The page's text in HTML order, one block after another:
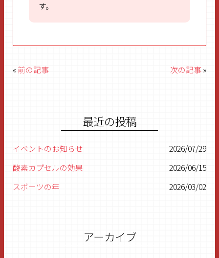
す。
«前の記事 次の記事»
最近の投稿
イベントのお知らせ
2026/07/29
酸素カプセルの効果
2026/06/15
スポーツの年
2026/03/02
アーカイブ